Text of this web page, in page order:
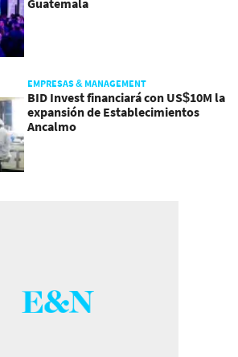
Guatemala
EMPRESAS & MANAGEMENT
BID Invest financiará con US$10M la
expansión de Establecimientos
Ancalmo